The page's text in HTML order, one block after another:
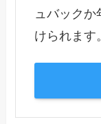
ュバックか
けられます